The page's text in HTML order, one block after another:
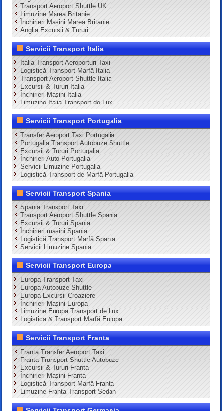
Transport Aeroport Shuttle UK
Limuzine Marea Britanie
Închirieri Mașini Marea Britanie
Anglia Excursii & Tururi
Servicii Transport Italia
Italia Transport Aeroporturi Taxi
Logistică Transport Marfă Italia
Transport Aeroport Shuttle Italia
Excursii & Tururi Italia
Închirieri Mașini Italia
Limuzine Italia Transport de Lux
Servicii Transport Portugalia
Transfer Aeroport Taxi Portugalia
Portugalia Transport Autobuze Shuttle
Excursii & Tururi Portugalia
Închirieri Auto Portugalia
Servicii Limuzine Portugalia
Logistică Transport de Marfă Portugalia
Servicii Transport Spania
Spania Transport Taxi
Transport Aeroport Shuttle Spania
Excursii & Tururi Spania
Închirieri mașini Spania
Logistică Transport Marfă Spania
Servicii Limuzine Spania
Servicii Transport Europa
Europa Transport Taxi
Europa Autobuze Shuttle
Europa Excursii Croaziere
Închirieri Mașini Europa
Limuzine Europa Transport de Lux
Logistica & Transport Marfă Europa
Servicii Transport Franta
Franta Transfer Aeroport Taxi
Franta Transport Shuttle Autobuze
Excursii & Tururi Franta
Închirieri Mașini Franta
Logistică Transport Marfă Franta
Limuzine Franta Transport Sedan